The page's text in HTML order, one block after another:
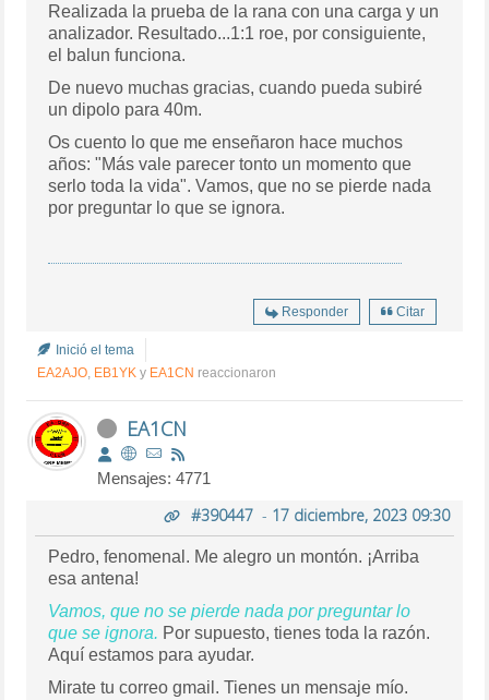
Realizada la prueba de la rana con una carga y un
analizador. Resultado...1:1 roe, por consiguiente,
el balun funciona.
De nuevo muchas gracias, cuando pueda subiré
un dipolo para 40m.
Os cuento lo que me enseñaron hace muchos
años: "Más vale parecer tonto un momento que
serlo toda la vida". Vamos, que no se pierde nada
por preguntar lo que se ignora.
Responder Citar
Inició el tema
EA2AJO, EB1YK y EA1CN reaccionaron
EA1CN
Mensajes: 4771
#390447- 17 diciembre, 2023 09:30
Pedro, fenomenal. Me alegro un montón. ¡Arriba
esa antena!
Vamos, que no se pierde nada por preguntar lo
que se ignora. Por supuesto, tienes toda la razón.
Aquí estamos para ayudar.
Mirate tu correo gmail. Tienes un mensaje mío.